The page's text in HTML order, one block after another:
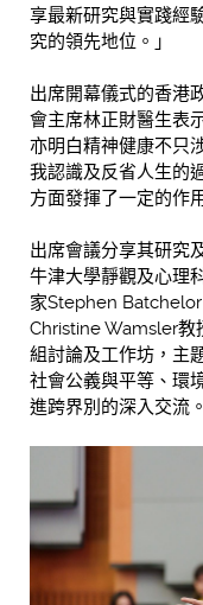
享最新研究與實踐經
究的領先地位。」
出席開幕儀式的香港
會主席林正財醫生表
亦明白精神健康不只
我認識及反省人生的
方面發揮了一定的作用
出席會議分享其研究
牛津大學靜觀及心理
家Stephen
Christine Wamsler教
組討論及工作坊，主
社會公義與平等、環
進跨界別的深入交流。